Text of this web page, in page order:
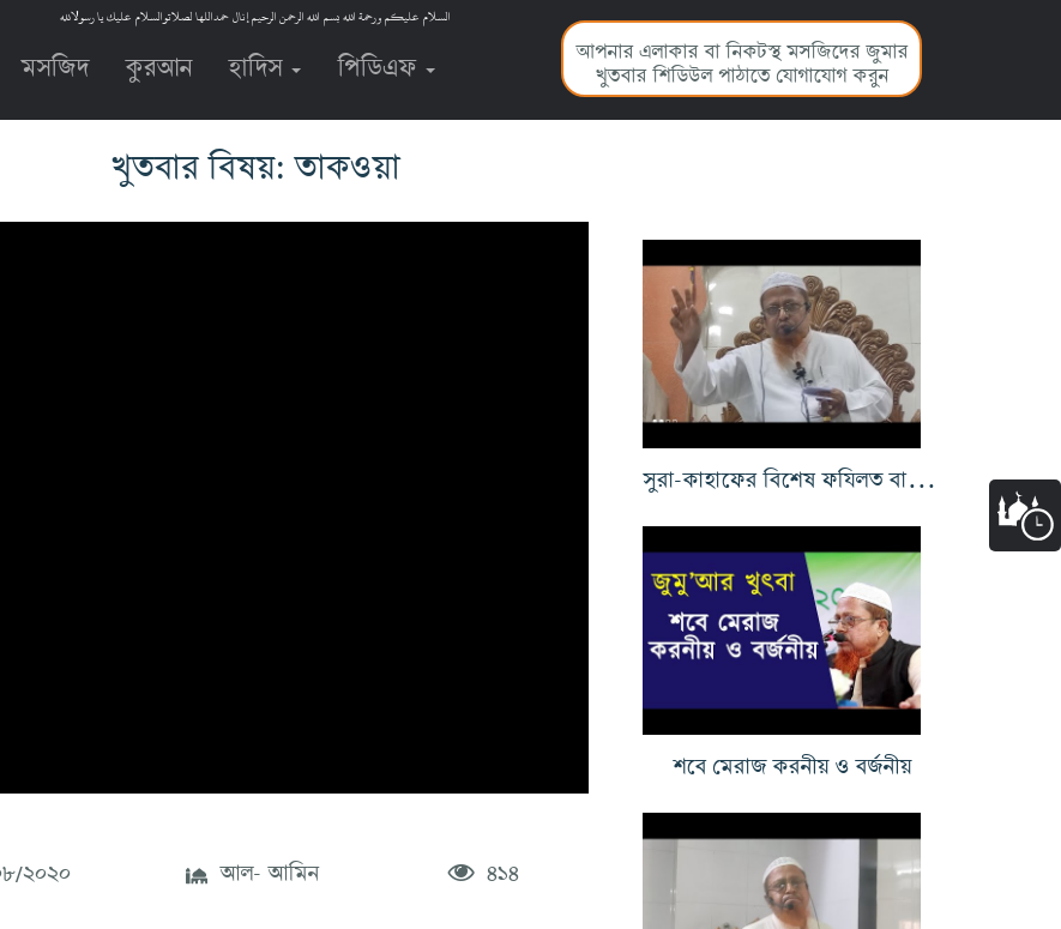
السلام عليكم ورحمة الله بسم الله الرحمن الرحيم إنال حمداللها لصلاتوالسلام عليك يا رسولالله
মসজিদ কুরআন হাদিস পিডিএফ
আপনার এলাকার বা নিকটস্থ মসজিদের জুমার
খুতবার শিডিউল পাঠাতে যোগাযোগ করুন
খুতবার বিষয়: তাকওয়া
২০২০ আল- আমিন ৪১৪
সুরা-কাহাফের বিশেষ ফযিলত বা মর্যাদা ,আমল
শবে মেরাজ করনীয় ও বর্জনীয়